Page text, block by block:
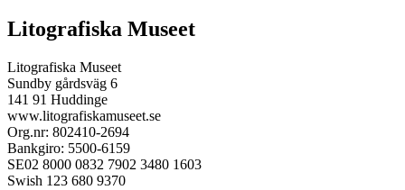
Litografiska Museet
Litografiska Museet
Sundby gårdsväg 6
141 91 Huddinge
www.litografiskamuseet.se
Org.nr: 802410-2694
Bankgiro: 5500-6159
SE02 8000 0832 7902 3480 1603
Swish 123 680 9370